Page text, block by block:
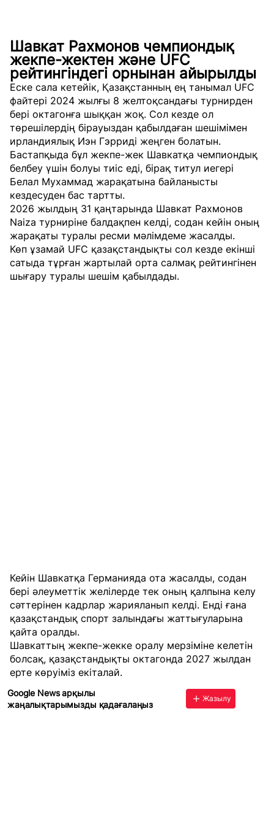
Шавкат Рахмонов чемпиондық
жекпе-жектен және UFC
рейтингіндегі орнынан айырылды
Еске сала кетейік, Қазақстанның ең танымал UFC
файтері 2024 жылғы 8 желтоқсандағы турнирден
бері октагонға шыққан жоқ. Сол кезде ол
төрешілердің бірауыздан қабылдаған шешімімен
ирландиялық Иэн Гэрриді жеңген болатын.
Бастапқыда бұл жекпе-жек Шавкатқа чемпиондық
белбеу үшін болуы тиіс еді, бірақ титул иегері
Белал Мухаммад жарақатына байланысты
кездесуден бас тартты.
2026 жылдың 31 қаңтарында Шавкат Рахмонов
Naiza турниріне балдақпен келді, содан кейін оның
жарақаты туралы ресми мәлімдеме жасалды.
Көп ұзамай UFC қазақстандықты сол кезде екінші
сатыда тұрған жартылай орта салмақ рейтингінен
шығару туралы шешім қабылдады.
Кейін Шавкатқа Германияда ота жасалды, содан
бері әлеуметтік желілерде тек оның қалпына келу
сәттерінен кадрлар жарияланып келді. Енді ғана
қазақстандық спорт залындағы жаттығуларына
қайта оралды.
Шавкаттың жекпе-жекке оралу мерзіміне келетін
болсақ, қазақстандықты октагонда 2027 жылдан
ерте көруіміз екіталай.
Google News арқылы
жаңалықтарымызды қадағалаңыз
Жазылу